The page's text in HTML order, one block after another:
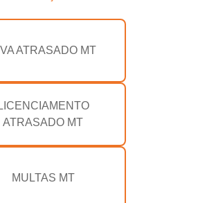
ATRASADO MT
LICENCIAMENTO
ATRASADO MT
MULTAS MT